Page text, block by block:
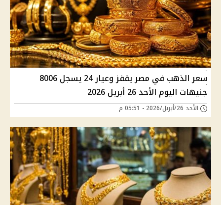
سعر الذهب في مصر يقفز وعيار 24 يسجل 8006
جنيهات اليوم الأحد 26 أبريل 2026
الأحد 26/أبريل/2026 - 05:51 م